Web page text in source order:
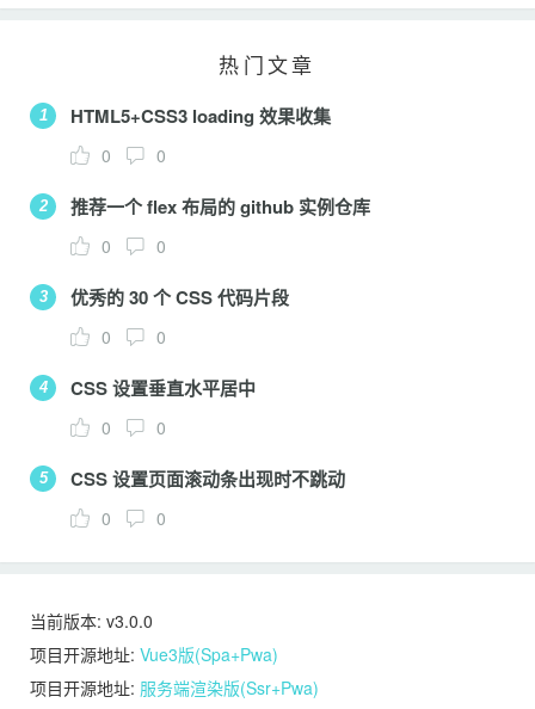
热门文章
1 HTML5+CSS3 loading 效果收集
0 0
2 推荐一个 flex 布局的 github 实例仓库
0 0
3 优秀的 30 个 CSS 代码片段
0 0
4 CSS 设置垂直水平居中
0 0
5 CSS 设置页面滚动条出现时不跳动
0 0
当前版本: v3.0.0
项目开源地址: Vue3版(Spa+Pwa)
项目开源地址: 服务端渲染版(Ssr+Pwa)